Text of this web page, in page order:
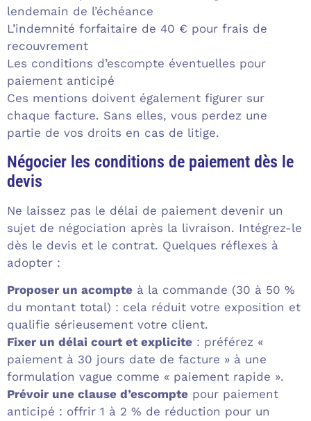
lendemain de l’échéance
L’indemnité forfaitaire de 40 € pour frais de
recouvrement
Les conditions d’escompte éventuelles pour
paiement anticipé
Ces mentions doivent également figurer sur
chaque facture. Sans elles, vous perdez une
partie de vos droits en cas de litige.
Négocier les conditions de paiement dès le
devis
Ne laissez pas le délai de paiement devenir un
sujet de négociation après la livraison. Intégrez-le
dès le devis et le contrat. Quelques réflexes à
adopter :
Proposer un acompte à la commande (30 à 50 %
du montant total) : cela réduit votre exposition et
qualifie sérieusement votre client.
Fixer un délai court et explicite : préférez «
paiement à 30 jours date de facture » à une
formulation vague comme « paiement rapide ».
Prévoir une clause d’escompte pour paiement
anticipé : offrir 1 à 2 % de réduction pour un